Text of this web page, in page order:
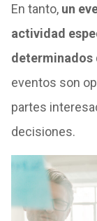
En tanto, un
actividad
determinados
eventos son
partes
decisiones.